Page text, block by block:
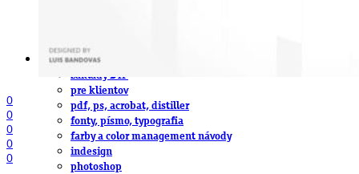
NÁVODY
základy DTP
pre klientov
pdf, ps, acrobat, distiller
fonty, písmo, typografia
farby a color management návody
indesign
photoshop
0
0
0
0
0